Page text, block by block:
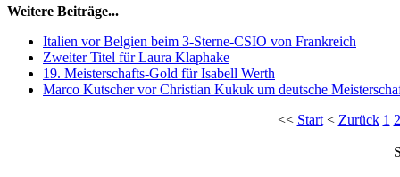
Weitere Beiträge...
Italien vor Belgien beim 3-Sterne-CSIO von Frankreich
Zweiter Titel für Laura Klaphake
19. Meisterschafts-Gold für Isabell Werth
Marco Kutscher vor Christian Kukuk um deutsche
<< Start< Zurück 1 2